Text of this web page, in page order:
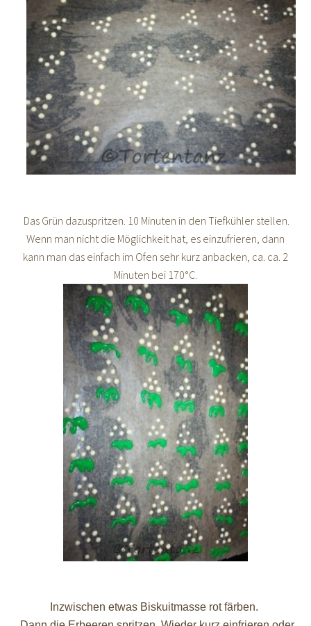
Das Grün dazuspritzen. 10 Minuten in den Tiefkühler stellen.
Wenn man nicht die Möglichkeit hat, es einzufrieren, dann
kann man das einfach im Ofen sehr kurz anbacken, ca. ca. 2
Minuten bei 170°C.
Inzwischen etwas Biskuitmasse rot färben.